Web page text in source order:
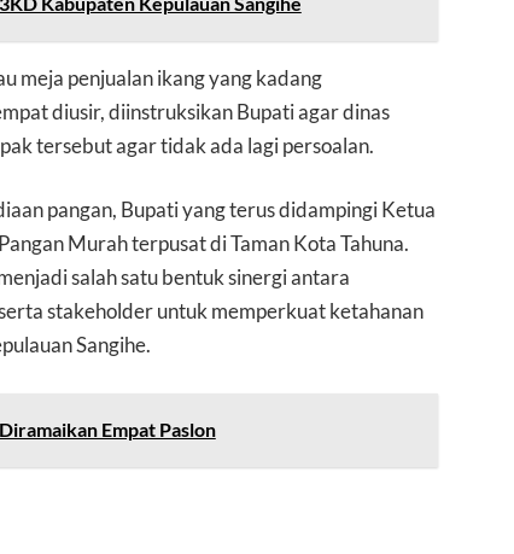
meja penjualan ikang yang kadang
diusir, diinstruksikan Bupati agar dinas
tersebut agar tidak ada lagi persoalan.
pangan, Bupati yang terus didampingi Ketua
Murah terpusat di Taman Kota Tahuna.
salah satu bentuk sinergi antara
stakeholder untuk memperkuat ketahanan
Sangihe.
Empat Paslon